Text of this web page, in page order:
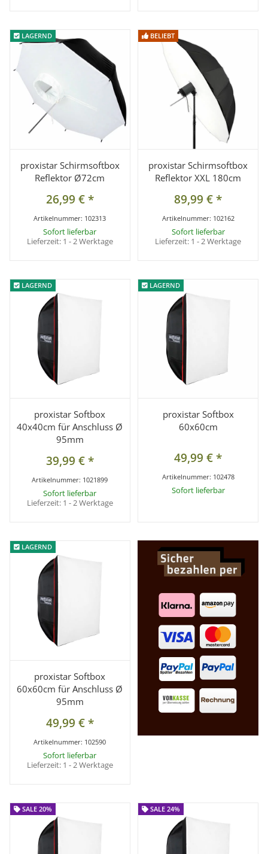
LAGERND
LAGERND
proxistar Schirmsoftbox
Reflektor Ø72cm
26,99 €*
Artikelnummer: 102313
Sofort lieferbar
Lieferzeit: 1 - 2 Werktage
BELIEBT
BELIEBT
proxistar Schirmsoftbox
Reflektor XXL 180cm
89,99 €*
Artikelnummer: 102162
Sofort lieferbar
Lieferzeit: 1 - 2 Werktage
LAGERND
LAGERND
proxistar Softbox
40x40cm für Anschluss Ø
95mm
39,99 €*
Artikelnummer: 1021899
Sofort lieferbar
Lieferzeit: 1 - 2 Werktage
LAGERND
LAGERND
proxistar Softbox
60x60cm
49,99 €*
Artikelnummer: 102478
Sofort lieferbar
LAGERND
LAGERND
proxistar Softbox
60x60cm für Anschluss Ø
95mm
49,99 €*
Artikelnummer: 102590
Sofort lieferbar
Lieferzeit: 1 - 2 Werktage
SALE 20%
SALE 20% SALE 24%
SALE 24%